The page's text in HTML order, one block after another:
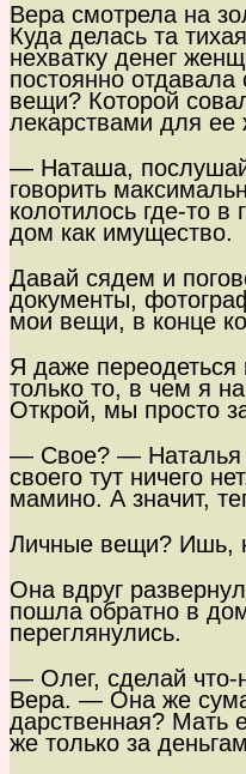
Вера смотрела на
Куда делась та
нехватку денег
постоянно
вещи? Которой
лекарствами для ее
— Наташа,
говорить
колотилось где-то
дом как имущество.
Давай сядем и
документы,
мои вещи, в конце
Я даже переодеться
только то, в чем я
Открой, мы просто
— Свое? —
своего тут ничего
мамино. А значит,
Личные вещи? Ишь,
Она вдруг
пошла обратно в
переглянулись.
— Олег, сделай
Вера. — Она же
дарственная? Мать
же только за